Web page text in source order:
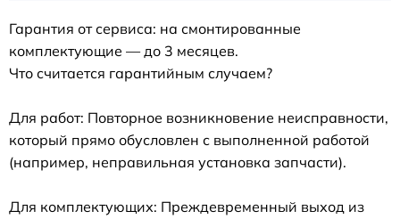
Гарантия от сервиса: на смонтированные
комплектующие — до 3 месяцев.
Что считается гарантийным случаем?
Для работ: Повторное возникновение неисправности,
который прямо обусловлен с выполненной работой
(например, неправильная установка запчасти).
Для комплектующих: Преждевременный выход из